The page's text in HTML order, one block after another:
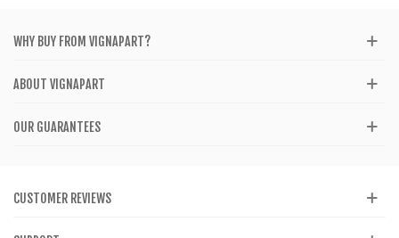
WHY BUY FROM VIGNAPART?
ABOUT VIGNAPART
OUR GUARANTEES
CUSTOMER REVIEWS